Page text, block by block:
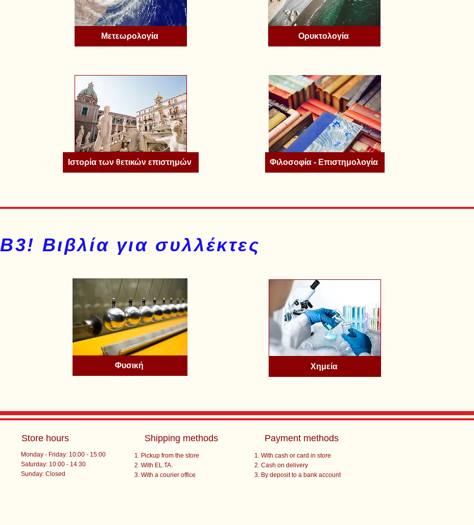
Μετεωρολογία
Ιστορία των θετικών επιστημών
Ορυκτολογία
Φιλοσοφία - Επιστημολογία
Β3! Βιβλία για συλλέκτες
Φυσική Χημεία
Store hours
Monday - Friday: 10:00 - 15:00
Saturday: 10:00 - 14:30
​Sunday: Closed
Shipping methods
Pickup from the store
With EL.TA.
With a courier office
Payment methods
With cash or card in store
Cash on delivery
By deposit to a bank account